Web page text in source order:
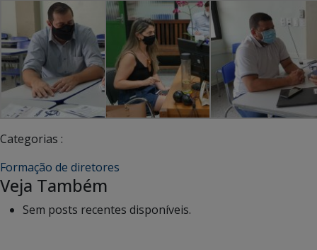
Categorias :
Formação de diretores
Veja Também
Sem posts recentes disponíveis.